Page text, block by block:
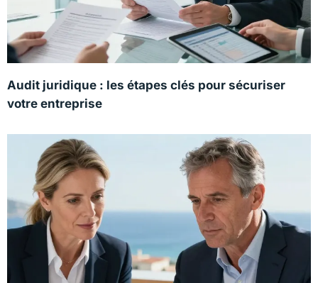
Audit juridique : les étapes clés pour sécuriser
votre entreprise